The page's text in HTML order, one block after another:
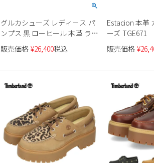
グルカシューズ レディース パ
ンプス 黒 ローヒール 本革 ラボ
キゴシワークス 12767 ブラック
グレー ベージュ 靴 カジュアル
販売価格 ¥26,400税込
Estacion 本革
ーズ TGE671
販売価格 ¥